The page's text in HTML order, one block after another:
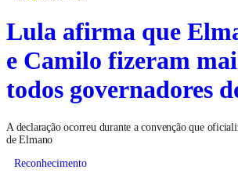
Lula afirma que
e Camilo fizeram
todos governadores
A declaração ocorreu durante a convenção que
de Elmano
Reconhecimento